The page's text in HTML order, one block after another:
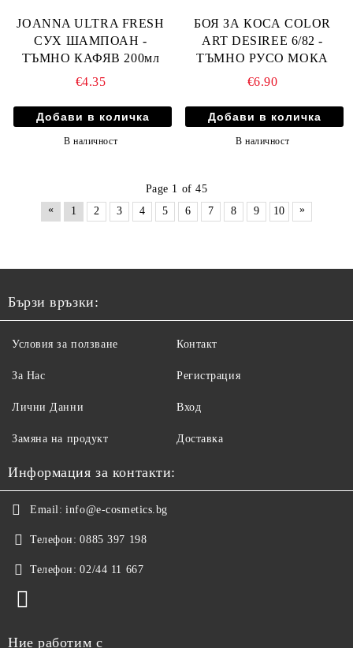
JOANNA ULTRA FRESH
СУХ ШАМПОАН -
ТЪМНО КАФЯВ 200мл
€4.35
В наличност
БОЯ ЗА КОСА COLOR
ART DESIREE 6/82 -
ТЪМНО РУСО МОКА
€6.90
В наличност
Page 1 of 45
«
1 2 3 4 5 6 7 8 9 10 »
Бързи връзки:
Условия за ползване
За Нас
Лични Данни
Замяна на продукт
Контакт
Регистрация
Вход
Доставка
Информация за контакти:
Email: info@e-cosmetics.bg
Телефон: 0885 397 198
Телефон: 02/44 11 667
Ние работим с